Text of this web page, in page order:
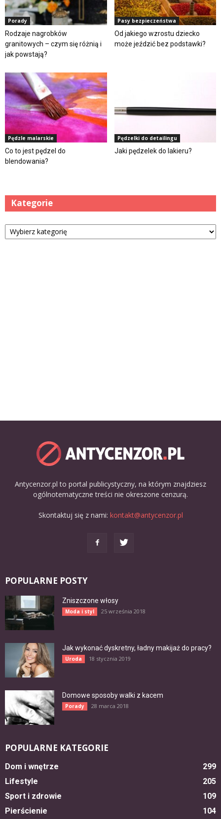
Porady
Rodzaje nagrobków
granitowych – czym się różnią i
jak powstają?
Pasy bezpieczeństwa
Od jakiego wzrostu dziecko
może jeździć bez podstawki?
Pędzle malarskie
Co to jest pędzel do
blendowania?
Pędzelki do detailingu
Jaki pędzelek do lakieru?
Kategorie
Kategorie
Antycenzor.pl to portal publicystyczny, na którym znajdziesz
ogólnotematyczne treści nie okreszone cenzurą.
Skontaktuj się z nami: kontakt@antycenzor.pl
POPULARNE POSTY
Zniszczone włosy
Moda i styl 25 września 2018
Jak wykonać dyskretny, ładny makijaż do pracy?
Uroda 18 stycznia 2019
Domowe sposoby walki z kacem
Porady 28 marca 2018
POPULARNE KATEGORIE
Dom i wnętrze
299
Lifestyle
205
Sport i zdrowie
109
Pierścienie
104